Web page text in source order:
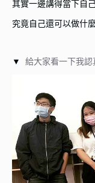
其實一邊講得當下自
究竟自己還可以做什
▼ 給大家看一下我